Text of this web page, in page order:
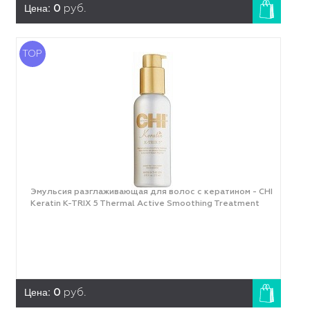
Цена: 0 руб.
Эмульсия разглаживающая для волос с кератином - CHI
Keratin K-TRIX 5 Thermal Active Smoothing Treatment
Цена: 0 руб.
TOP